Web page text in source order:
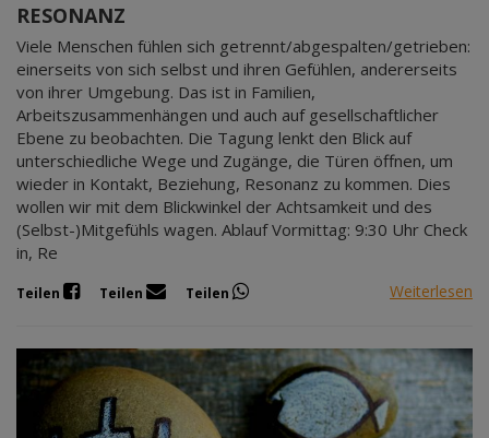
RESONANZ
Viele Menschen fühlen sich getrennt/abgespalten/getrieben:
einerseits von sich selbst und ihren Gefühlen, andererseits
von ihrer Umgebung. Das ist in Familien,
Arbeitszusammenhängen und auch auf gesellschaftlicher
Ebene zu beobachten. Die Tagung lenkt den Blick auf
unterschiedliche Wege und Zugänge, die Türen öffnen, um
wieder in Kontakt, Beziehung, Resonanz zu kommen. Dies
wollen wir mit dem Blickwinkel der Achtsamkeit und des
(Selbst-)Mitgefühls wagen. Ablauf Vormittag: 9:30 Uhr Check
in, Re
Teilen Teilen Teilen Weiterlesen